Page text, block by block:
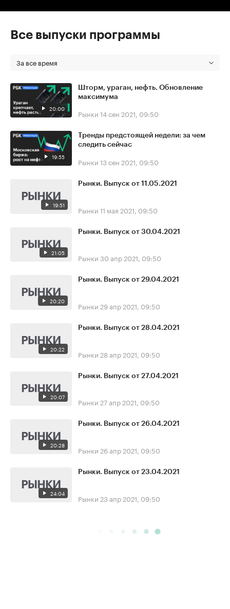
Все выпуски программы
За все время
20:00
Шторм, ураган, нефть. Обновление
максимума
Рынки 14 сен 2021, 09:50
19:55
Тренды предстоящей недели: за чем
следить сейчас
Рынки 13 сен 2021, 09:50
19:51
Рынки. Выпуск от 11.05.2021
Рынки 11 мая 2021, 09:50
21:05
Рынки. Выпуск от 30.04.2021
Рынки 30 апр 2021, 09:50
20:20
Рынки. Выпуск от 29.04.2021
Рынки 29 апр 2021, 09:50
20:22
Рынки. Выпуск от 28.04.2021
Рынки 28 апр 2021, 09:50
20:07
Рынки. Выпуск от 27.04.2021
Рынки 27 апр 2021, 09:50
20:28
Рынки. Выпуск от 26.04.2021
Рынки 26 апр 2021, 09:50
24:04
Рынки. Выпуск от 23.04.2021
Рынки 23 апр 2021, 09:50